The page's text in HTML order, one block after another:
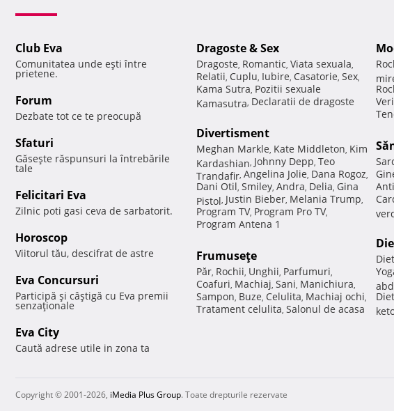
Club Eva
Comunitatea unde eşti între
prietene.
Forum
Dezbate tot ce te preocupă
Sfaturi
Găseşte răspunsuri la întrebările
tale
Felicitari Eva
Zilnic poti gasi ceva de sarbatorit.
Horoscop
Viitorul tău, descifrat de astre
Eva Concursuri
Participă şi câştigă cu Eva premii
senzaţionale
Eva City
Caută adrese utile in zona ta
Dragoste & Sex
Dragoste, Romantic, Viata sexuala,
Relatii, Cuplu, Iubire, Casatorie, Sex,
Kama Sutra, Pozitii sexuale
Kamasutra, Declaratii de dragoste
Divertisment
Meghan Markle, Kate Middleton, Kim
Kardashian, Johnny Depp, Teo
Trandafir, Angelina Jolie, Dana Rogoz,
Dani Otil, Smiley, Andra, Delia, Gina
Pistol, Justin Bieber, Melania Trump,
Program TV, Program Pro TV,
Program Antena 1
Frumuseţe
Păr, Rochii, Unghii, Parfumuri,
Coafuri, Machiaj, Sani, Manichiura,
Sampon, Buze, Celulita, Machiaj ochi,
Tratament celulita, Salonul de acasa
Copyright © 2001-2026, iMedia Plus Group. Toate drepturile rezervate